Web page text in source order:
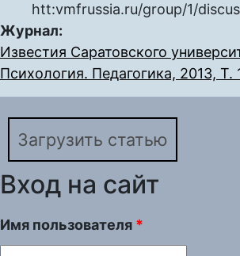
htt:vmfrussia.ru/group/1/
Журнал:
Известия Саратовского
Психология. Педагогика, 2013, Т.
Загрузить статью
Вход на сайт
Имя пользователя *